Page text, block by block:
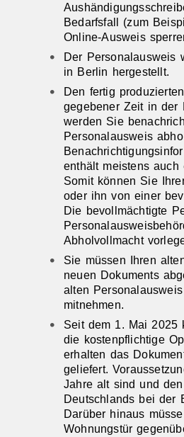
Bedarfsfall (zum
Online-Ausweis
Der Personalausweis
in Berlin hergestellt.
Den fertig
gegebener Zeit in der
werden Sie
Personalausweis
enthält meistens auch
Somit können Sie
oder ihn von einer
Die bevollmächtigte
Abholvollmacht
Sie müssen Ihren
neuen Dokuments
alten
mitnehmen.
Seit dem 1. Mai 2025
die kostenpflichtige
erhalten das
geliefert.
Jahre alt sind und
Deutschlands bei der
Darüber hinaus
Wohnungstür